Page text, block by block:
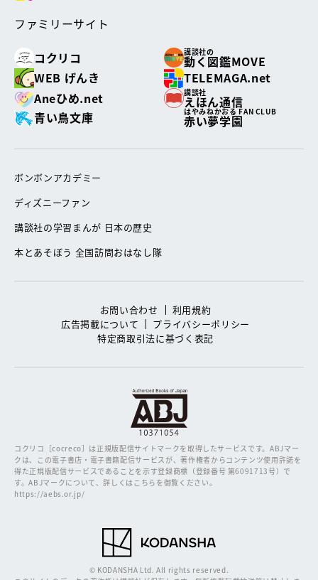
ファミリーサイト
コクリコ
講談社の
動く図鑑MOVE
WEB げんき
TELEMAGA.net
Aneひめ.net
講談社
えほん通信
青い鳥文庫
はやみねかおる FAN CLUB
赤い夢学園
ボンボンアカデミー
ディズニーファン
講談社の学習まんが 日本の歴史
本とあそぼう 全国訪問おはなし隊
お問い合わせ
利用規約
広告掲載について
プライバシーポリシー
特定商取引法に基づく表記
コクリコ［cocreco］は正規版配信サイトマークを取得したサービスです。ABJマー
クは、この電子書店・電子書籍配信サービスが、著作権者からコンテンツ使用許諾を
得た正規版配信サービスであることを示す登録商標（登録番号 第6091713号）で
す。ABJマークについて、詳しくはこちらを御覧ください。
https://aebs.or.jp/
© KODANSHA Ltd. All rights reserved.